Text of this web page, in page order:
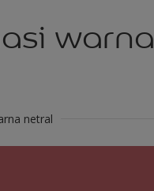
warna
netral